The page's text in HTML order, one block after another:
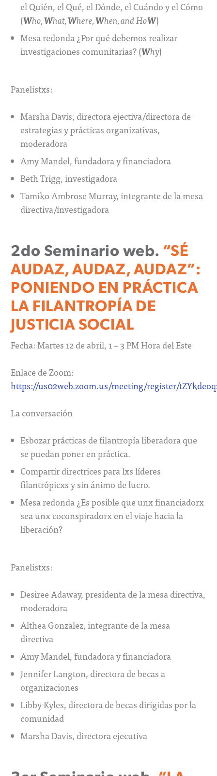
el Quién, el Qué, el Dónde, el Cuándo y el Cómo
(Who,What,Where,When, and HoW)
Mesa redonda ¿Por qué debemos realizar
investigaciones comunitarias? (Why)
Panelistxs:
Marsha Davis, directora ejectiva/directora de
estrategias y prácticas organizativas,
moderadora
Amy Mandel, fundadora y financiadora
Beth Trigg, investigadora
Tamiko Ambrose Murray, integrante de la mesa
directiva/investigadora
2do Seminario web. “SÉ
AUDAZ, AUDAZ, AUDAZ”:
PONIENDO EN PRÁCTICA
LA FILANTROPÍA DE
JUSTICIA SOCIAL
Fecha: Martes 12 de abril, 1 – 3 PM Hora del Este
Enlace de Zoom:
https://us02web.zoom.us/meeting/register/
La conversación
Esbozar prácticas de filantropía liberadora que
se puedan poner en práctica.
Compartir directrices para lxs líderes
filantrópicxs y sin ánimo de lucro.
Mesa redonda ¿Es posible que unx financiadorx
sea unx coconspiradorx en el viaje hacia la
liberación?
Panelistxs:
Desiree Adaway, presidenta de la mesa directiva,
moderadora
Althea Gonzalez, integrante de la mesa
directiva
Amy Mandel, fundadora y financiadora
Jennifer Langton, directora de becas a
organizaciones
Libby Kyles, directora de becas dirigidas por la
comunidad
Marsha Davis, directora ejecutiva